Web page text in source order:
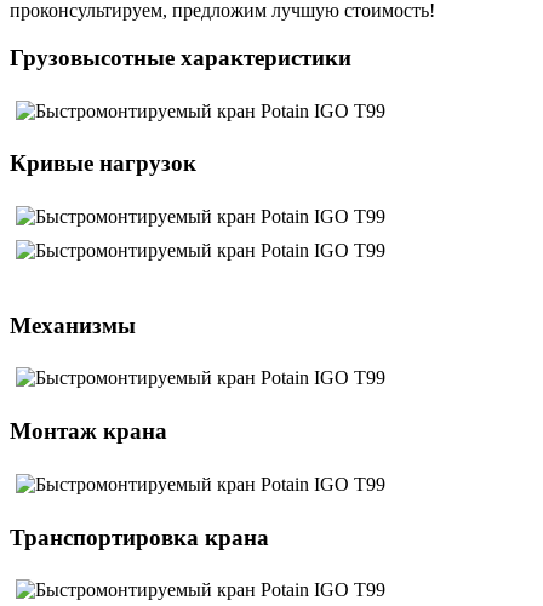
проконсультируем, предложим лучшую стоимость!
Грузовысотные характеристики
Кривые нагрузок
Механизмы
Монтаж крана
Транспортировка крана